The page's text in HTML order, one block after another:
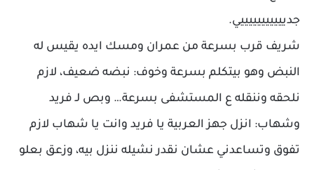
جديييييييييييي.
شريف قرب بسرعة من عمران ومسك ايده يقيس له
النبض وهو بيتكلم بسرعة وخوف: نبضه ضعيف، لازم
نلحقه وننقله ع المستشفى بسرعة… وبص لـ فريد
وشهاب: انزل جهز العربية يا فريد وانت يا شهاب لازم
تفوق وتساعدني عشان نقدر نشيله ننزل بيه، وزعق بعلو